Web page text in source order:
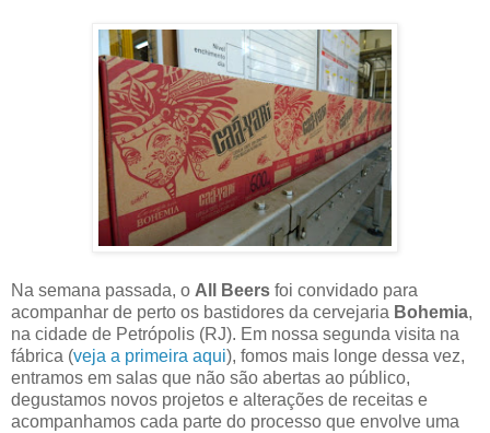
Na semana passada, o All Beers foi convidado para
acompanhar de perto os bastidores da cervejaria Bohemia,
na cidade de Petrópolis (RJ). Em nossa segunda visita na
fábrica (veja a primeira aqui), fomos mais longe dessa vez,
entramos em salas que não são abertas ao público,
degustamos novos projetos e alterações de receitas e
acompanhamos cada parte do processo que envolve uma